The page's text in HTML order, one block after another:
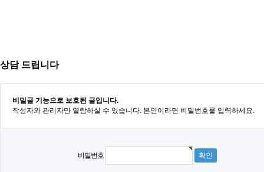
상담 드립니다
비밀글 기능으로 보호된 글입니다.
작성자와 관리자만 열람하실 수 있습니다. 본인이라면 비밀번호를 입력하세요.
비밀번호